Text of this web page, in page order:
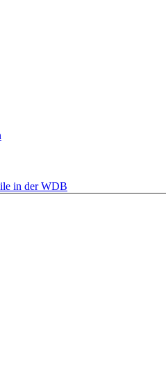
in der WDB